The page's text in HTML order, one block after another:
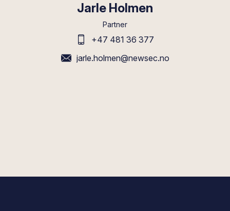
Jarle Holmen
Partner
+47 481 36 377
jarle.holmen@newsec.no